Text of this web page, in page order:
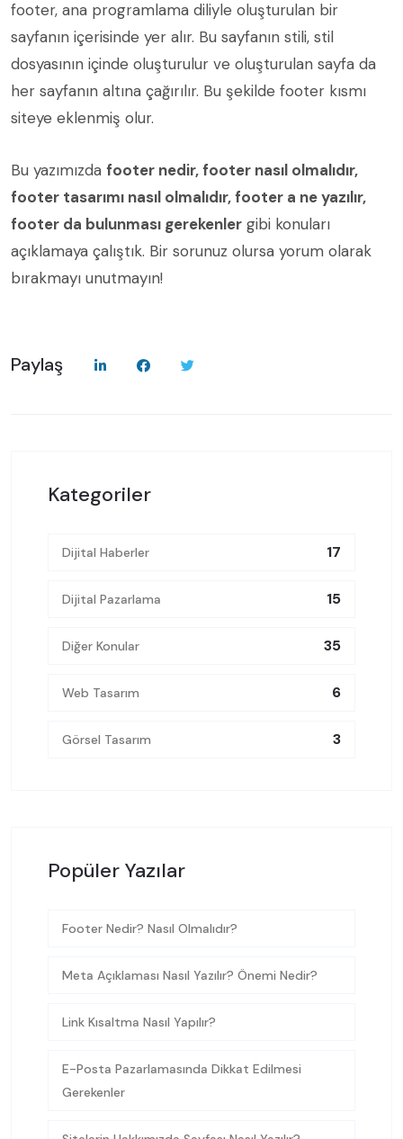
footer, ana programlama diliyle oluşturulan bir
sayfanın içerisinde yer alır. Bu sayfanın stili, stil
dosyasının içinde oluşturulur ve oluşturulan sayfa da
her sayfanın altına çağırılır. Bu şekilde footer kısmı
siteye eklenmiş olur.
Bu yazımızda footer nedir, footer nasıl olmalıdır,
footer tasarımı nasıl olmalıdır, footer a ne yazılır,
footer da bulunması gerekenler gibi konuları
açıklamaya çalıştık. Bir sorunuz olursa yorum olarak
bırakmayı unutmayın!
Paylaş
Kategoriler
Dijital Haberler 17
Dijital Pazarlama 15
Diğer Konular 35
Web Tasarım 6
Görsel Tasarım 3
Popüler Yazılar
Footer Nedir? Nasıl Olmalıdır?
Meta Açıklaması Nasıl Yazılır? Önemi Nedir?
Link Kısaltma Nasıl Yapılır?
E-Posta Pazarlamasında Dikkat Edilmesi
Gerekenler